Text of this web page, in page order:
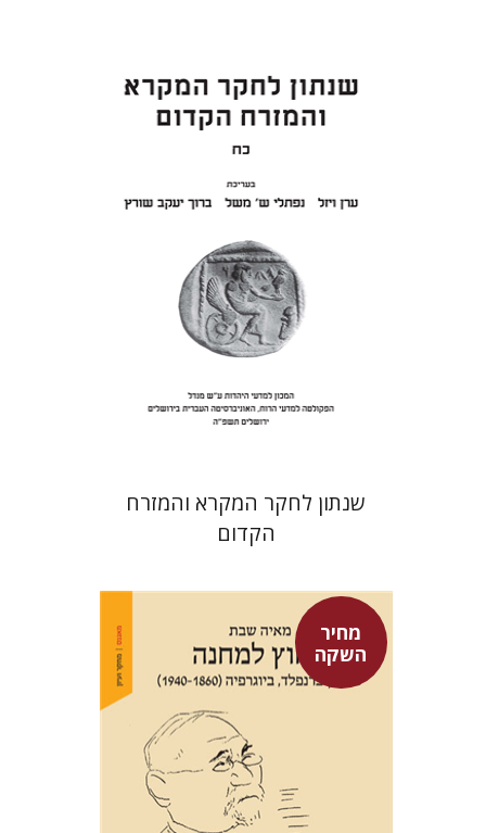
ערן ויזל נפתלי ש' משל
ברוך
$46
$41
שנתון לחקר המקרא והמזרח
הקדום
מחיר
השקה
מאיה שבת